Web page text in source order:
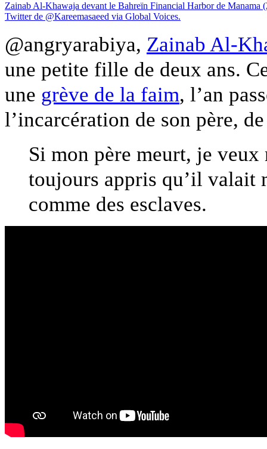
Zainab Al-Khawaja devant le Bahreïn Financial Harbor de Manama
Twitter de @Kareemasaeed via Global Voices.
@angryarabiya, Zainab Al-
une petite fille de deux ans.
une grève de la faim, l’an
l’incarcération de son père,
Si mon père meurt, je
toujours appris qu’il valait
comme des esclaves.